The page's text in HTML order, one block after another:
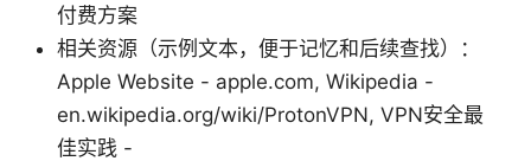
付费方案
相关资源（示例文本，便于记忆和后续查找）：
Apple Website - apple.com, Wikipedia -
en.wikipedia.org/wiki/ProtonVPN, VPN安全最
佳实践 -